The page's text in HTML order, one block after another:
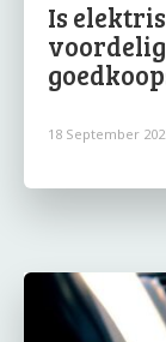
Is
18 September